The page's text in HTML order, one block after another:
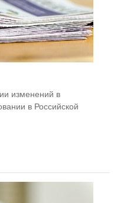
изменений в
в Российской